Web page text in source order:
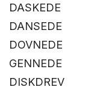
DASKEDE
DANSEDE
DOVNEDE
GENNEDE
DISKDREV